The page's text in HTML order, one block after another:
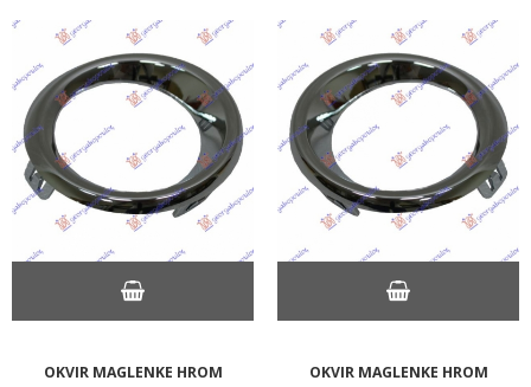
OKVIR MAGLENKE HROM OKVIR MAGLENKE HROM